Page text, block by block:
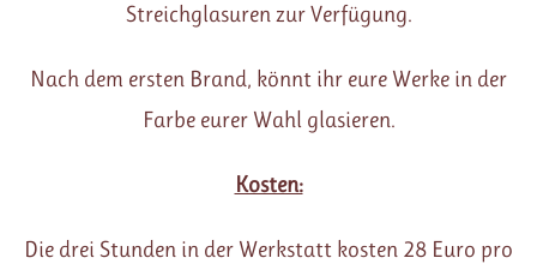
Streichglasuren zur Verfügung.
Nach dem ersten Brand, könnt ihr eure Werke in der
Farbe eurer Wahl glasieren.
Kosten:
Die drei Stunden in der Werkstatt kosten 28 Euro pro